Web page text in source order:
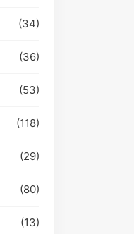
(34)
(36)
(53)
(118)
(29)
(80)
(13)